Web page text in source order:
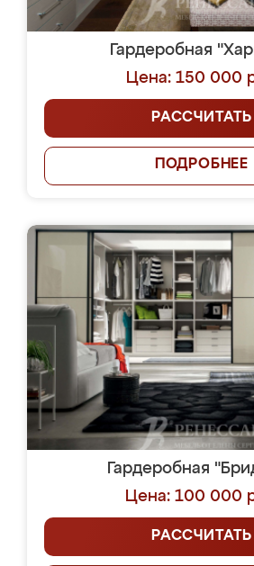
Гардеробная
Цена: 150 000
РАССЧИТАТЬ
ПОДРОБНЕЕ
Гардеробная
Цена: 100 000
РАССЧИТАТЬ